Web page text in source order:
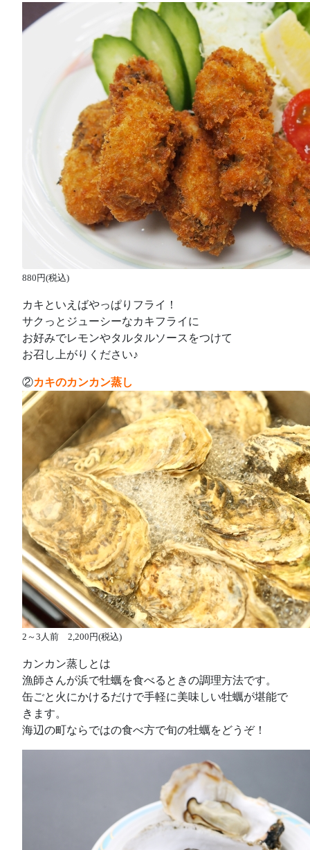
880円(税込)
カキといえばやっぱりフライ！
サクっとジューシーなカキフライに
お好みでレモンやタルタルソースをつけて
お召し上がりください♪
②カキのカンカン蒸し
2～3人前 2,200円(税込)
カンカン蒸しとは
漁師さんが浜で牡蠣を食べるときの調理方法です。
缶ごと火にかけるだけで手軽に美味しい牡蠣が堪能で
きます。
海辺の町ならではの食べ方で旬の牡蠣をどうぞ！